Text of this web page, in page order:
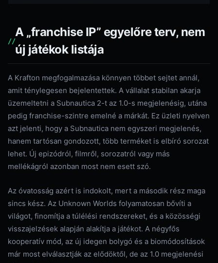
A „franchise IP” egyelőre terv, nem
új játékok listája
A Krafton megfogalmazása könnyen többet sejtet annál,
amit ténylegesen bejelentettek. A vállalat stabilan akarja
üzemeltetni a Subnautica 2-t az 1.0-s megjelenésig, utána
pedig franchise-szintre emelné a márkát. Ez üzleti nyelven
azt jelenti, hogy a Subnautica nem egyszeri megjelenés,
hanem tartósan gondozott, több terméket is elbíró sorozat
lehet. Új epizódról, filmről, sorozatról vagy más
mellékágról azonban most nem esett szó.
Az óvatosság azért is indokolt, mert a második rész maga
sincs kész. Az Unknown Worlds folyamatosan bővíti a
világot, finomítja a túlélési rendszereket, és a közösségi
visszajelzések alapján alakítja a játékot. A négyfős
kooperatív mód, az új idegen bolygó és a biomódosítások
már most elválasztják az elődöktől, de az 1.0 megjelenési